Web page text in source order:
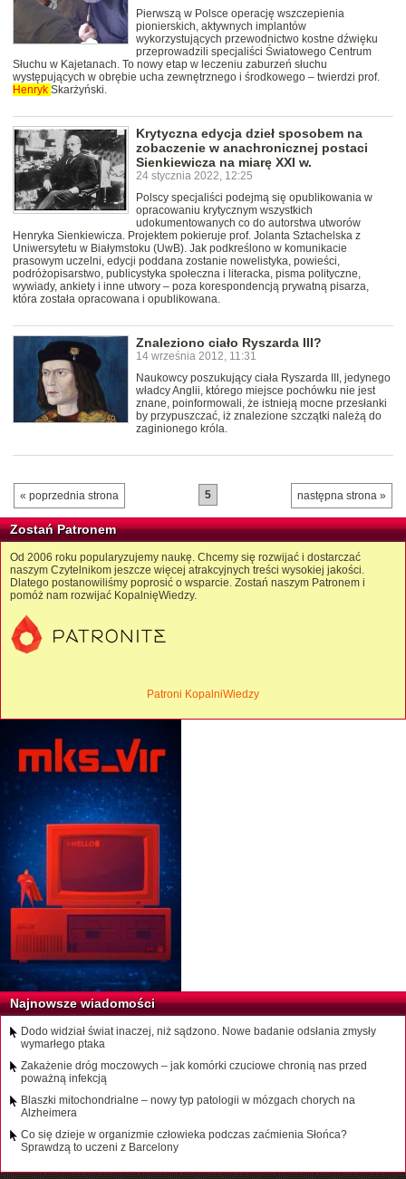
Pierwszą w Polsce operację wszczepienia
pionierskich, aktywnych implantów
wykorzystujących przewodnictwo kostne dźwięku
przeprowadzili specjaliści Światowego Centrum
Słuchu w Kajetanach. To nowy etap w leczeniu zaburzeń słuchu
występujących w obrębie ucha zewnętrznego i środkowego – twierdzi prof.
Henryk Skarżyński.
Krytyczna edycja dzieł sposobem na
zobaczenie w anachronicznej postaci
Sienkiewicza na miarę XXI w.
24 stycznia 2022, 12:25
Polscy specjaliści podejmą się opublikowania w
opracowaniu krytycznym wszystkich
udokumentowanych co do autorstwa utworów
Henryka Sienkiewicza. Projektem pokieruje prof. Jolanta Sztachelska z
Uniwersytetu w Białymstoku (UwB). Jak podkreślono w komunikacie
prasowym uczelni, edycji poddana zostanie nowelistyka, powieści,
podróżopisarstwo, publicystyka społeczna i literacka, pisma polityczne,
wywiady, ankiety i inne utwory – poza korespondencją prywatną pisarza,
która została opracowana i opublikowana.
Znaleziono ciało Ryszarda III?
14 września 2012, 11:31
Naukowcy poszukujący ciała Ryszarda III, jedynego
władcy Anglii, którego miejsce pochówku nie jest
znane, poinformowali, że istnieją mocne przesłanki
by przypuszczać, iż znalezione szczątki należą do
zaginionego króla.
« poprzednia strona następna strona »
5
Zostań Patronem
Od 2006 roku popularyzujemy naukę. Chcemy się rozwijać i dostarczać
naszym Czytelnikom jeszcze więcej atrakcyjnych treści wysokiej jakości.
Dlatego postanowiliśmy poprosić o wsparcie. Zostań naszym Patronem i
pomóż nam rozwijać KopalnięWiedzy.
Patroni KopalniWiedzy
Najnowsze wiadomości
Dodo widział świat inaczej, niż sądzono. Nowe badanie odsłania zmysły
wymarłego ptaka
Zakażenie dróg moczowych – jak komórki czuciowe chronią nas przed
poważną infekcją
Blaszki mitochondrialne – nowy typ patologii w mózgach chorych na
Alzheimera
Co się dzieje w organizmie człowieka podczas zaćmienia Słońca?
Sprawdzą to uczeni z Barcelony